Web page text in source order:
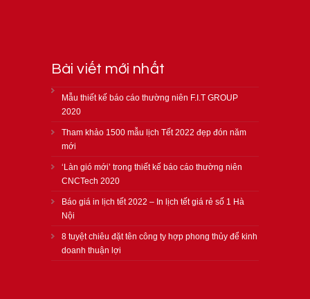
Bài viết mới nhất
Mẫu thiết kế báo cáo thường niên F.I.T GROUP
2020
Tham khảo 1500 mẫu lịch Tết 2022 đẹp đón năm
mới
‘Làn gió mới’ trong thiết kế báo cáo thường niên
CNCTech 2020
Báo giá in lịch tết 2022 – In lịch tết giá rẻ số 1 Hà
Nội
8 tuyệt chiêu đặt tên công ty hợp phong thủy để kinh
doanh thuận lợi